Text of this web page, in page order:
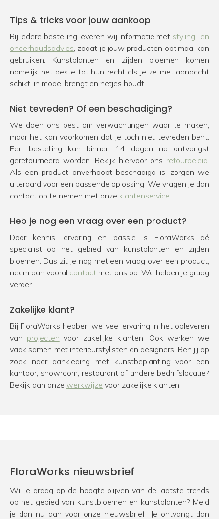
Tips & tricks voor jouw aankoop
Bij iedere bestelling leveren wij informatie met styling- en
onderhoudsadvies , zodat je jouw producten optimaal kan
gebruiken. Kunstplanten en zijden bloemen komen
namelijk het beste tot hun recht als je ze met aandacht
schikt, in model brengt en netjes houdt.
Niet tevreden? Of een beschadiging?
We doen ons best om verwachtingen waar te maken,
maar het kan voorkomen dat je toch niet tevreden bent.
Een bestelling kan binnen 14 dagen na ontvangst
geretourneerd worden. Bekijk hiervoor ons retourbeleid
Als een product onverhoopt beschadigd is, zorgen we
uiteraard voor een passende oplossing. We vragen je dan
contact op te nemen met onze klantenservice
Heb je nog een vraag over een product?
Door kennis, ervaring en passie is FloraWorks dé
specialist op het gebied van kunstplanten en zijden
bloemen. Dus zit je nog met een vraag over een product,
neem dan vooral contact met ons op. We helpen je graag
verder.
Zakelijke klant?
Bij FloraWorks hebben we veel ervaring in het opleveren
van projecten voor zakelijke klanten. Ook werken we
vaak samen met interieurstylisten en designers. Ben jij op
zoek naar aankleding met kunstbeplanting voor een
kantoor, showroom, restaurant of andere bedrijfslocatie?
Bekijk dan onze werkwijze voor zakelijke klanten.
FloraWorks nieuwsbrief
Wil je graag op de hoogte blijven van de laatste trends
op het gebied van kunstbloemen en kunstplanten? Meld
je dan nu aan voor onze nieuwsbrief! Je ontvangt dan